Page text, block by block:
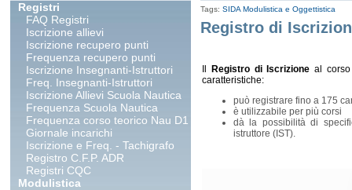
Registri
FAQ Registri
Iscrizione allievi
Iscrizione recupero punti
Frequenza recupero punti
Iscrizione Insegnanti-Istruttori
Freq. Insegnanti-Istruttori
Iscrizione Allievi Scuola Nautica
Frequenza Scuola Nautica
Frequenza corso teorico Nau D1
Giornale incarichi
Iscrizione e Freq. - Tachigrafo
Registro C.F.P. ADR
Registri CQC
Modulistica
Tags: SIDA Modulistica e Oggettistica
Registro di
Registro di Iscrizione al
caratteristiche:
può registrare fino a 175
è utilizzabile per più corsi
dà la possibilità di
istruttore (IST).